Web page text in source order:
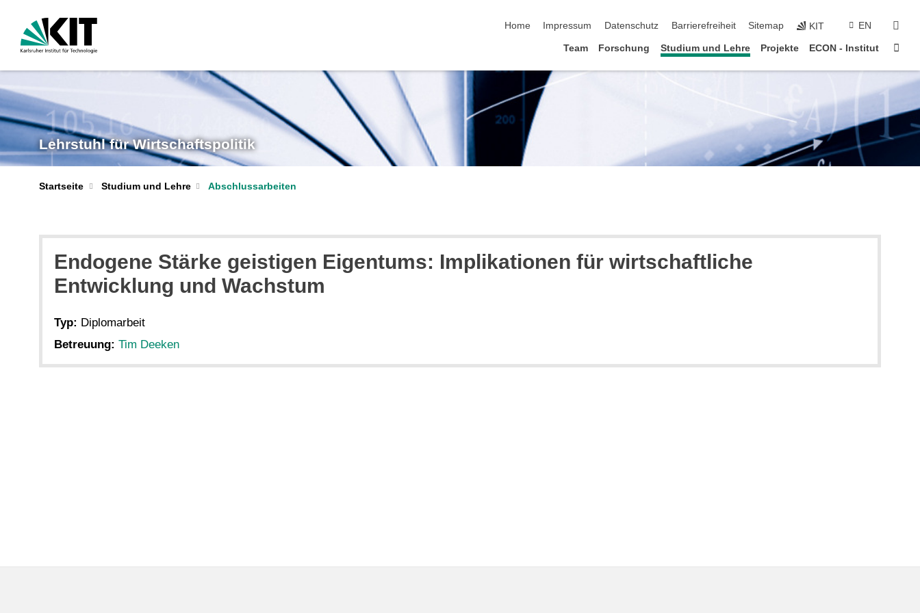
Home
Impressum Datenschutz Barrierefreiheit Sitemap KIT EN
Team Forschung Studium und Lehre Projekte ECON - Institut
Lehrstuhl für Wirtschaftspolitik
Startseite Studium und Lehre Abschlussarbeiten
Endogene Stärke geistigen Eigentums: Implikationen für wirtschaftliche
Entwicklung und Wachstum
Typ: Diplomarbeit
Betreuung: Tim Deeken